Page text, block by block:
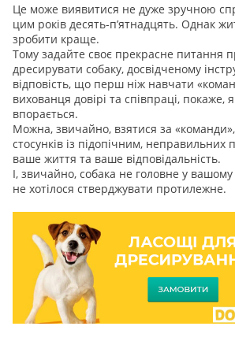
Це може виявитися не дуже зручною
цим років десять-п’ятнадцять. Однак
зробити краще.
Тому задайте своє прекрасне питання
дресирувати собаку, досвідченому
відповість, що перш ніж навчати
вихованця довірі та співпраці, покаже,
впорається.
Можна, звичайно, взятися за
стосунків із підопічним, неправильних
ваше життя та ваше відповідальність.
І, звичайно, собака не головне у вашому
не хотілося стверджувати протилежне.